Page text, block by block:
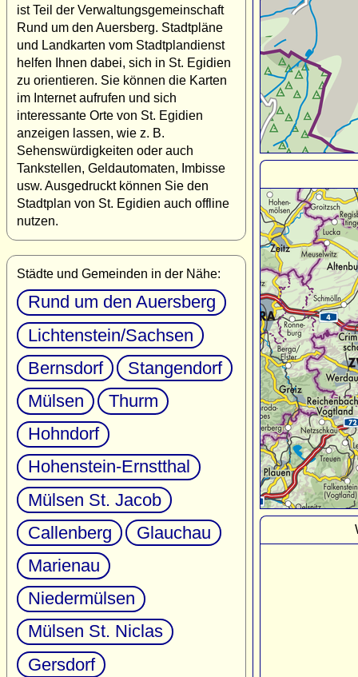
ist Teil der Verwaltungsgemeinschaft
Rund um den Auersberg. Stadtpläne
und Landkarten vom Stadtplandienst
helfen Ihnen dabei, sich in St. Egidien
zu orientieren. Sie können die Karten
im Internet aufrufen und sich
interessante Orte von St. Egidien
anzeigen lassen, wie z. B.
Sehenswürdigkeiten oder auch
Tankstellen, Geldautomaten, Imbisse
usw. Ausgedruckt können Sie den
Stadtplan von St. Egidien auch offline
nutzen.
Städte und Gemeinden in der Nähe:
Rund um den Auersberg
Lichtenstein/Sachsen
Bernsdorf
Stangendorf
Mülsen
Thurm
Hohndorf
Hohenstein-Ernstthal
Mülsen St. Jacob
Callenberg
Glauchau
Marienau
Niedermülsen
Mülsen St. Niclas
Gersdorf